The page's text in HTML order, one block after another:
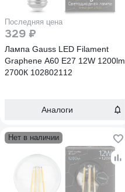
Последняя цена
329 ₽
Лампа Gauss LED Filament
Graphene A60 E27 12W 1200lm
2700К 102802112
Аналоги
Нет в наличии